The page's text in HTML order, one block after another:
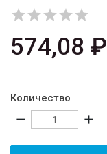

574,08 ₽
Количество
remove add